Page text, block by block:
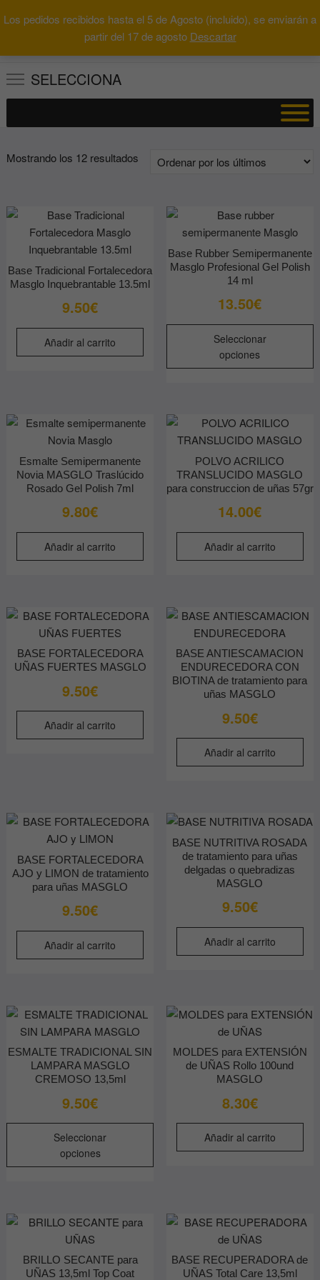
Los pedidos recibidos hasta el 5 de Agosto (incluido), se enviarán a
partir del 17 de agosto Descartar
al
Buscar
0 Total
SELECCIONA
Mostrando los 12 resultadosOrdenado
últimos
Base Tradicional Fortalecedora
Masglo Inquebrantable 13.5ml
9.50€
Añadir al carrito
Base Rubber Semipermanente
Masglo Profesional Gel Polish
14 ml
13.50€
Seleccionar
opciones
Esmalte Semipermanente
Novia MASGLO Traslúcido
Rosado Gel Polish 7ml
9.80€
Añadir al carrito
POLVO ACRILICO
TRANSLUCIDO MASGLO
para construccion de uñas 57gr
14.00€
Añadir al carrito
BASE FORTALECEDORA
UÑAS FUERTES MASGLO
9.50€
Añadir al carrito
BASE ANTIESCAMACION
ENDURECEDORA CON
BIOTINA de tratamiento para
uñas MASGLO
9.50€
Añadir al carrito
BASE FORTALECEDORA
AJO y LIMON de tratamiento
para uñas MASGLO
9.50€
Añadir al carrito
BASE NUTRITIVA ROSADA
de tratamiento para uñas
delgadas o quebradizas
MASGLO
9.50€
Añadir al carrito
ESMALTE TRADICIONAL SIN
LAMPARA MASGLO
CREMOSO 13,5ml
9.50€
Seleccionar
opciones
Este
Las
opciones
pueden
MOLDES para EXTENSIÓN
de UÑAS Rollo 100und
MASGLO
8.30€
Añadir al carrito
BRILLO SECANTE para
UÑAS 13,5ml Top Coat
BASE RECUPERADORA de
UÑAS Total Care 13,5ml